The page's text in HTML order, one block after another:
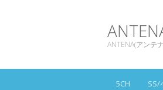
ANTENA(アンテ
5CH SS/